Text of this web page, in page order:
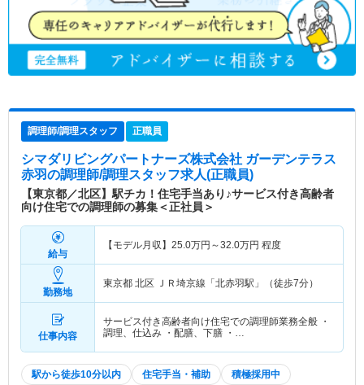
調理師/調理スタッフ 正職員
シマダリビングパートナーズ株式会社 ガーデンテラス
赤羽の調理師/調理スタッフ求人(正職員)
【東京都／北区】駅チカ！住宅手当あり♪サービス付き高齢者
向け住宅での調理師の募集＜正社員＞
給与
【モデル月収】 25.0万円～32.0万円 程度
勤務地
東京都 北区 ＪＲ埼京線「北赤羽駅」（徒歩7分）
仕事内容
サービス付き高齢者向け住宅での調理師業務全般 ・
調理、仕込み ・配膳、下膳 ・…
駅から徒歩10分以内 住宅手当・補助 積極採用中